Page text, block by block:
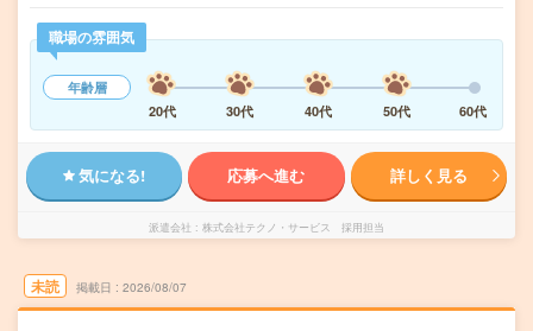
職場の雰囲気
年齢層
20代
30代 40代 50代 60代
気になる! 応募へ進む 詳しく見る
派遣会社 株式会社テクノ・サービス 採用担当
未読 掲載日 2026/08/07